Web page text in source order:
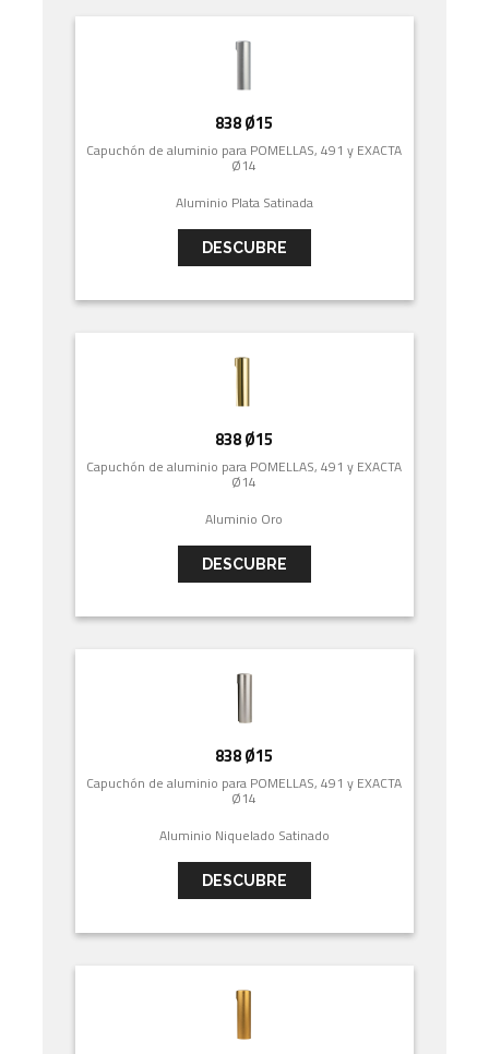
838 Ø15
Capuchón de aluminio para POMELLAS, 491 y EXACTA
Ø14
Aluminio Plata Satinada
DESCUBRE
838 Ø15
Capuchón de aluminio para POMELLAS, 491 y EXACTA
Ø14
Aluminio Oro
DESCUBRE
838 Ø15
Capuchón de aluminio para POMELLAS, 491 y EXACTA
Ø14
Aluminio Niquelado Satinado
DESCUBRE